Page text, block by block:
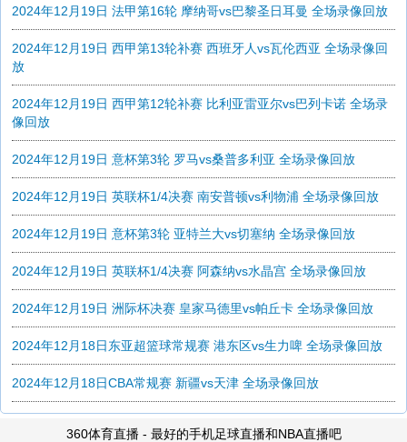
2024年12月19日 法甲第16轮 摩纳哥vs巴黎圣日耳曼 全场录像回放
2024年12月19日 西甲第13轮补赛 西班牙人vs瓦伦西亚 全场录像回
放
2024年12月19日 西甲第12轮补赛 比利亚雷亚尔vs巴列卡诺 全场录
像回放
2024年12月19日 意杯第3轮 罗马vs桑普多利亚 全场录像回放
2024年12月19日 英联杯1/4决赛 南安普顿vs利物浦 全场录像回放
2024年12月19日 意杯第3轮 亚特兰大vs切塞纳 全场录像回放
2024年12月19日 英联杯1/4决赛 阿森纳vs水晶宫 全场录像回放
2024年12月19日 洲际杯决赛 皇家马德里vs帕丘卡 全场录像回放
2024年12月18日东亚超篮球常规赛 港东区vs生力啤 全场录像回放
2024年12月18日CBA常规赛 新疆vs天津 全场录像回放
360体育直播 - 最好的手机足球直播和NBA直播吧